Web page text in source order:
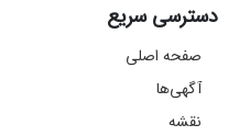
دسترسی سریع
صفحه اصلی
آگهی‌ها
نقشه